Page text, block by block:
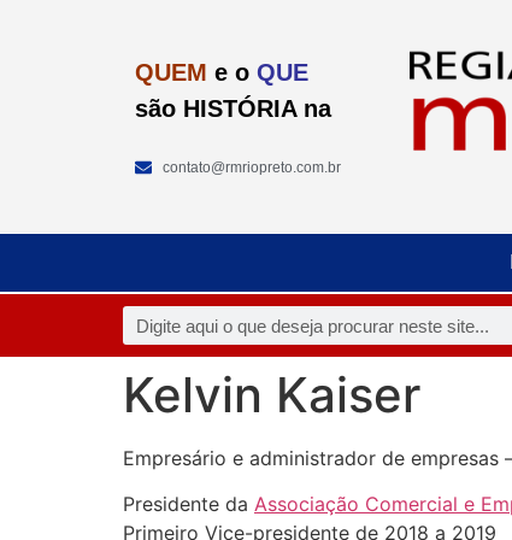
QUEM e o QUE
são HISTÓRIA na
contato@rmriopreto.com.br
Kelvin Kaiser
Empresário e administrador de empresas
Presidente da Associação Comercial e
Primeiro Vice-presidente de 2018 a 2019